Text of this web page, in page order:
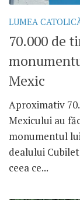
LUMEA
70.000 de
Mexic
Aproximativ
Mexicului au
monumentul
dealului
ceea ce...